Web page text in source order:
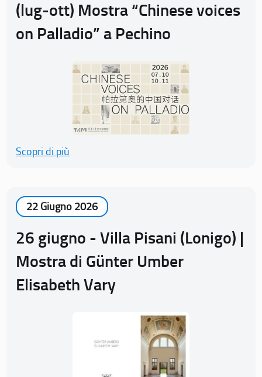
(lug-ott) Mostra “Chinese voices
on Palladio” a Pechino
Scopri di più
22 Giugno 2026
26 giugno - Villa Pisani (Lonigo) |
Mostra di Günter Umber
Elisabeth Vary